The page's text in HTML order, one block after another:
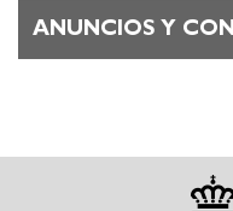
ANUNCIOS Y